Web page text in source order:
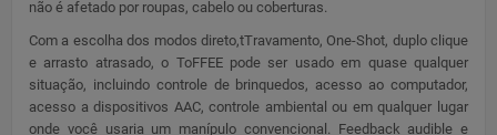
não é afetado por roupas, cabelo ou coberturas.
Com a escolha dos modos direto,tTravamento, One-Shot, duplo clique
e arrasto atrasado, o ToFFEE pode ser usado em quase qualquer
situação, incluindo controle de brinquedos, acesso ao computador,
acesso a dispositivos AAC, controle ambiental ou em qualquer lugar
onde você usaria um manípulo convencional. Feedback audible e